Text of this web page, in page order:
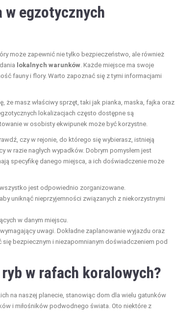
egzotycznych
może zapewnić nie tylko bezpieczeństwo, ale również
lokalnych warunków . Każde miejsce ma swoje
fauny i flory. Warto zapoznać się z tymi informacjami
że masz właściwy sprzęt, taki jak pianka, maska, fajka oraz
lokalizacjach często dostępne są
w osobisty ekwipunek może być korzystne.
czy w rejonie, do którego się wybierasz, istnieją
razie nagłych wypadków. Dobrym pomysłem jest
specyfikę danego miejsca, a ich doświadczenie może
jest odpowiednio zorganizowane.
uniknąć nieprzyjemności związanych z niekorzystnymi
w danym miejscu.
uwagi. Dokładne zaplanowanie wyjazdu oraz
bezpiecznym i niezapomnianym doświadczeniem pod
w rafach koralowych?
na naszej planecie, stanowiąc dom dla wielu gatunków
i miłośników podwodnego świata. Oto niektóre z